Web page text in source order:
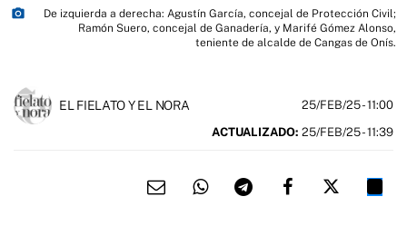
photo_camera
De izquierda a derecha: Agustín García, concejal de Protección Civil;
Ramón Suero, concejal de Ganadería, y Marifé Gómez Alonso,
teniente de alcalde de Cangas de Onís.
EL FIELATO Y EL NORA 25/FEB/25- 11:00
ACTUALIZADO: 25/FEB/25 - 11:39